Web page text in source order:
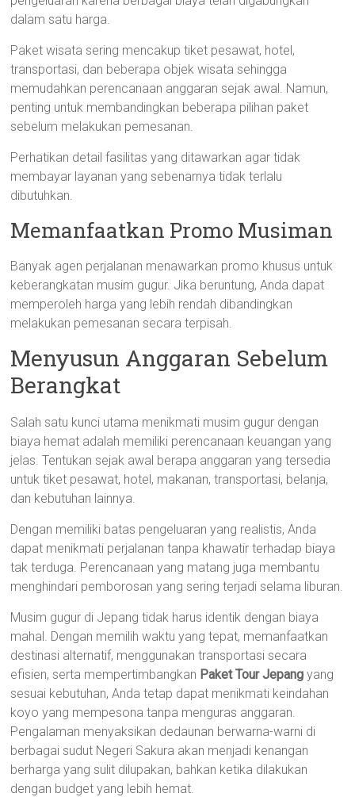
dalam satu harga.
Paket wisata sering mencakup tiket pesawat, hotel,
transportasi, dan beberapa objek wisata sehingga
memudahkan perencanaan anggaran sejak awal. Namun,
penting untuk membandingkan beberapa pilihan paket
sebelum melakukan pemesanan.
Perhatikan detail fasilitas yang ditawarkan agar tidak
membayar layanan yang sebenarnya tidak terlalu
dibutuhkan.
Memanfaatkan Promo Musiman
Banyak agen perjalanan menawarkan promo khusus untuk
keberangkatan musim gugur. Jika beruntung, Anda dapat
memperoleh harga yang lebih rendah dibandingkan
melakukan pemesanan secara terpisah.
Menyusun Anggaran Sebelum
Berangkat
Salah satu kunci utama menikmati musim gugur dengan
biaya hemat adalah memiliki perencanaan keuangan yang
jelas. Tentukan sejak awal berapa anggaran yang tersedia
untuk tiket pesawat, hotel, makanan, transportasi, belanja,
dan kebutuhan lainnya.
Dengan memiliki batas pengeluaran yang realistis, Anda
dapat menikmati perjalanan tanpa khawatir terhadap biaya
tak terduga. Perencanaan yang matang juga membantu
menghindari pemborosan yang sering terjadi selama liburan.
Musim gugur di Jepang tidak harus identik dengan biaya
mahal. Dengan memilih waktu yang tepat, memanfaatkan
destinasi alternatif, menggunakan transportasi secara
efisien, serta mempertimbangkan Paket Tour Jepang yang
sesuai kebutuhan, Anda tetap dapat menikmati keindahan
koyo yang mempesona tanpa menguras anggaran.
Pengalaman menyaksikan dedaunan berwarna-warni di
berbagai sudut Negeri Sakura akan menjadi kenangan
berharga yang sulit dilupakan, bahkan ketika dilakukan
dengan budget yang lebih hemat.